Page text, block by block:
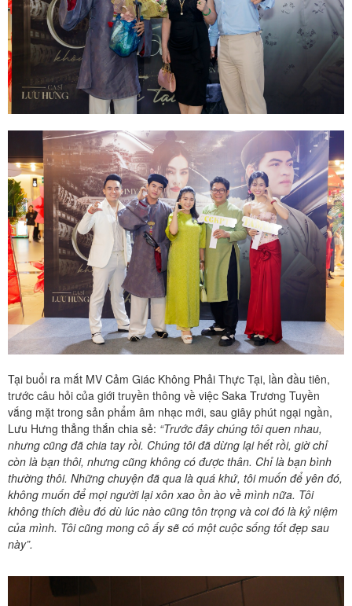
Tại buổi ra mắt MV Cảm Giác Không Phải Thực Tại, lần đầu tiên,
trước câu hỏi của giới truyền thông về việc Saka Trương Tuyền
vắng mặt trong sản phẩm âm nhạc mới, sau giây phút ngại ngần,
Lưu Hưng thẳng thắn chia sẻ: “Trước đây chúng tôi quen nhau,
nhưng cũng đã chia tay rồi. Chúng tôi đã dừng lại hết rồi, giờ chỉ
còn là bạn thôi, nhưng cũng không có được thân. Chỉ là bạn bình
thường thôi. Những chuyện đã qua là quá khứ, tôi muốn để yên đó,
không muốn để mọi người lại xôn xao ồn ào về mình nữa. Tôi
không thích điều đó dù lúc nào cũng tôn trọng và coi đó là kỷ niệm
của mình. Tôi cũng mong cô ấy sẽ có một cuộc sống tốt đẹp sau
này”.